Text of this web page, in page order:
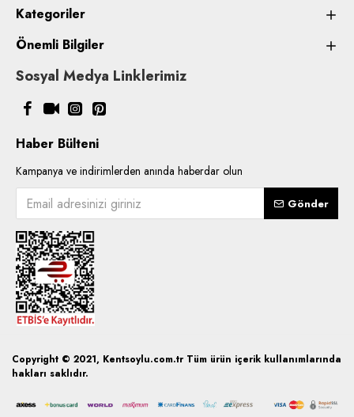
Kategoriler
Önemli Bilgiler
Sosyal Medya Linklerimiz
Haber Bülteni
Kampanya ve indirimlerden anında haberdar olun
Gönder
Copyright © 2021, Kentsoylu.com.tr Tüm ürün içerik kullanımlarında
hakları saklıdır.